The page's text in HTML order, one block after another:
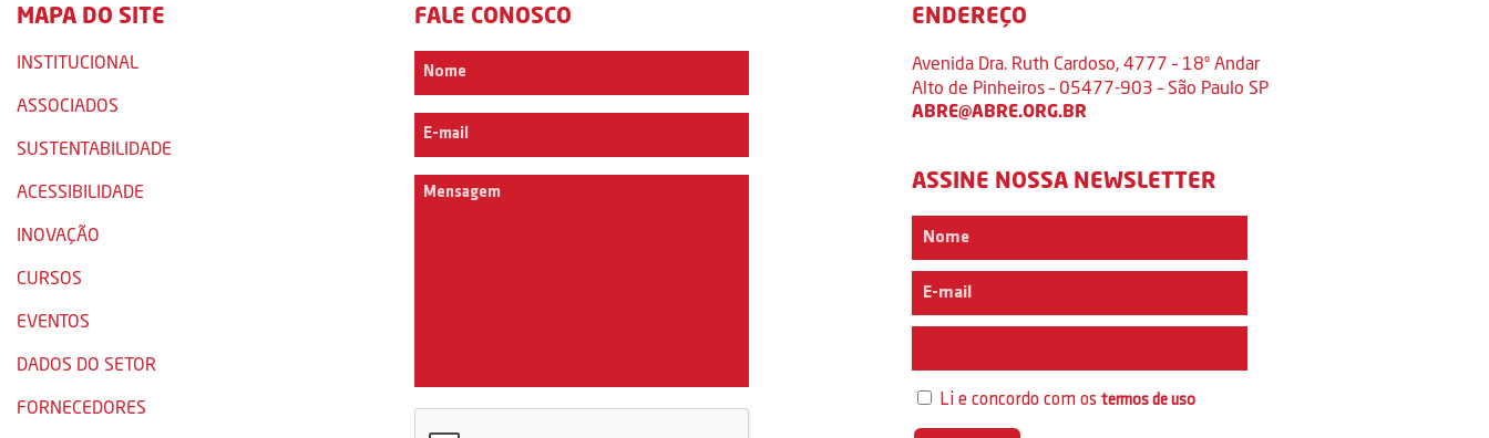
MAPA DO SITE
INSTITUCIONAL
ASSOCIADOS
SUSTENTABILIDADE
ACESSIBILIDADE
INOVAÇÃO
CURSOS
EVENTOS
DADOS DO SETOR
FORNECEDORES
FALE CONOSCO ENDEREÇO
Avenida Dra. Ruth Cardoso, 4777 – 18º Andar
Alto de Pinheiros – 05477-903 – São Paulo SP
ABRE@ABRE.ORG.BR
ASSINE NOSSA NEWSLETTER
Li e concordo com ostermos de uso